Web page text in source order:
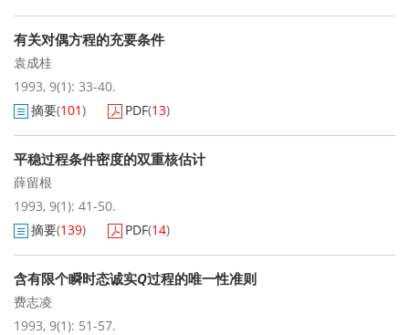
有关对偶方程的充要条件
袁成桂
1993, 9(1): 33-40.
摘要(101) PDF(13)
平稳过程条件密度的双重核估计
薛留根
1993, 9(1): 41-50.
摘要(139) PDF(14)
含有限个瞬时态诚实Q过程的唯一性准则
费志凌
1993, 9(1): 51-57.